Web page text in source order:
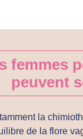
femmes
peuvent
la
de la flore